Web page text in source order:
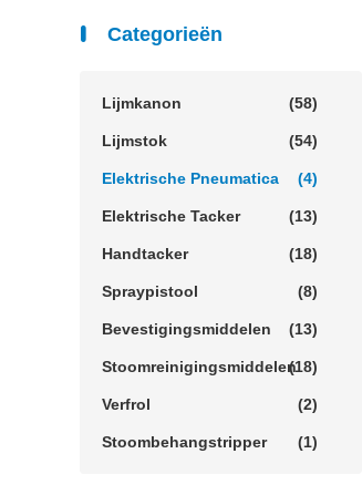
Categorieën
Lijmkanon (58)
Lijmstok (54)
Elektrische Pneumatica (4)
Elektrische Tacker (13)
Handtacker (18)
Spraypistool (8)
Bevestigingsmiddelen (13)
Stoomreinigingsmiddelen(18)
Verfrol (2)
Stoombehangstripper (1)